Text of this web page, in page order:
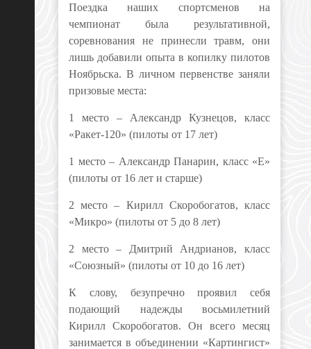
Поездка наших спортсменов на
чемпионат была результативной,
соревнования не принесли травм, они
лишь добавили опыта в копилку пилотов
Ноябрьска. В личном первенстве заняли
призовые места:
1 место – Александр Кузнецов, класс
«Ракет-120» (пилоты от 17 лет)
1 место – Александр Панарин, класс «Е»
(пилоты от 16 лет и старше)
2 место – Кирилл Скоробогатов, класс
«Микро» (пилоты от 5 до 8 лет)
2 место – Дмитрий Андрианов, класс
«Союзный» (пилоты от 10 до 16 лет)
К слову, безупречно проявил себя
подающий надежды восьмилетний
Кирилл Скоробогатов. Он всего месяц
занимается в объединении «Картингист»